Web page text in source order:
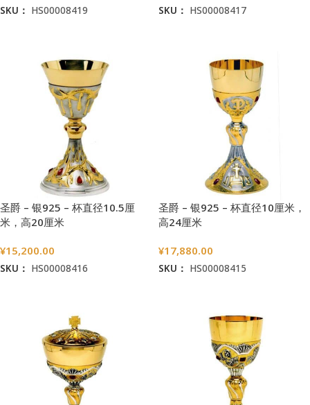
SKU： HS00008419 SKU： HS00008417
圣爵 – 银925 – 杯直径10.5厘
米，高20厘米
¥15,200.00
SKU： HS00008416
圣爵 – 银925 – 杯直径10厘米，
高24厘米
¥17,880.00
SKU： HS00008415